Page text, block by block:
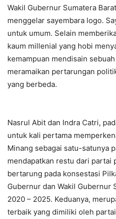
Wakil Gubernur Sumatera
menggelar sayembara logo.
untuk umum. Selain
kaum millenial yang hobi
kemampuan mendisain
meramaikan pertarungan
yang berbeda.
Nasrul Abit dan Indra Catri,
untuk kali pertama
Minang sebagai satu-satunya
mendapatkan restu dari partai
bertarung pada konsestasi
Gubernur dan Wakil Gubernur
2020 – 2025. Keduanya,
terbaik yang dimiliki oleh